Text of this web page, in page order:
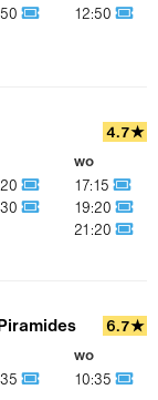
12:50
4.7★
wo
17:15
19:20
21:20
6.7★
wo
10:35